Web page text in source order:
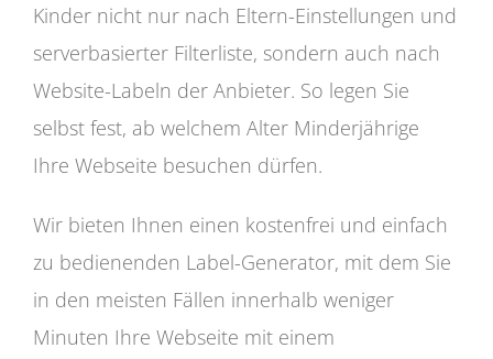
Kinder nicht nur nach Eltern-Einstellungen und
serverbasierter Filterliste, sondern auch nach
Website-Labeln der Anbieter. So legen Sie
selbst fest, ab welchem Alter Minderjährige
Ihre Webseite besuchen dürfen.
Wir bieten Ihnen einen kostenfrei und einfach
zu bedienenden Label-Generator, mit dem Sie
in den meisten Fällen innerhalb weniger
Minuten Ihre Webseite mit einem